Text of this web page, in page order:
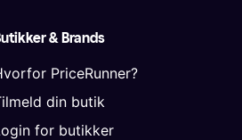
& Brands
PriceRunner?
din butik
for butikker